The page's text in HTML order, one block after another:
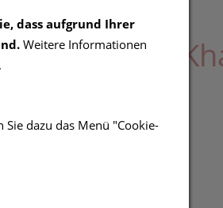
39
dass aufgrund Ihrer
Weitere Informationen
dazu das Menü "Cookie-